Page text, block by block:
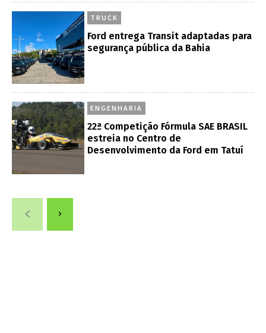
TRUCK
Ford entrega Transit adaptadas para
segurança pública da Bahia
ENGENHARIA
22ª Competição Fórmula SAE BRASIL
estreia no Centro de
Desenvolvimento da Ford em Tatuí